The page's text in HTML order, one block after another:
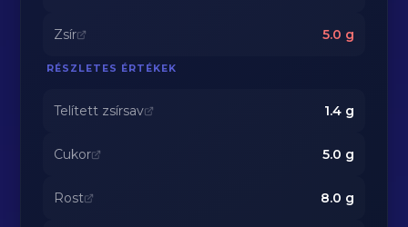
Zsír 5.0 g
RÉSZLETES ÉRTÉKEK
Telített zsírsav 1.4g
Cukor 5.0 g
Rost 8.0 g